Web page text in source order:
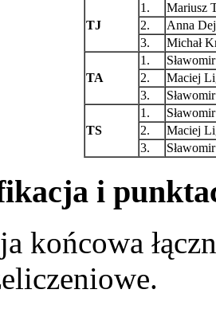
TJ
1.
Mariusz
2.
Anna
3.
Michał
TA
1.
2.
Maciej
3.
TS
1.
2.
Maciej
3.
i
końcowa